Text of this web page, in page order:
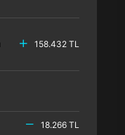
158.432 TL
18.266 TL